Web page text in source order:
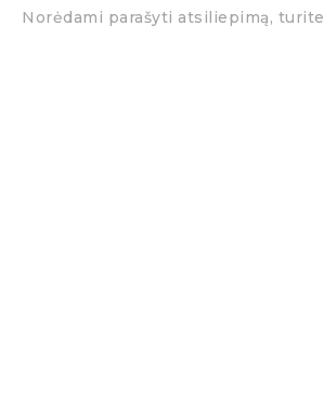
Norėdami parašyti atsiliepimą, turite